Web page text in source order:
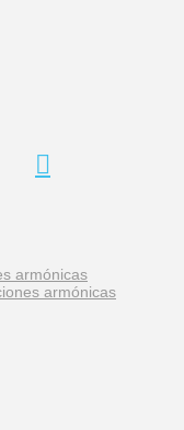
armónicas
armónicas